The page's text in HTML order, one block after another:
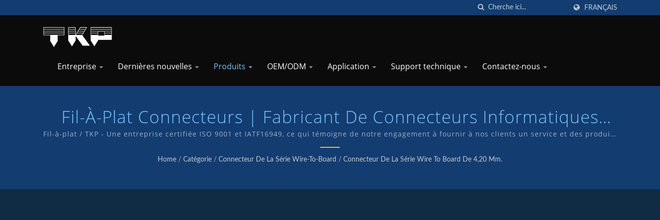
FRANÇAIS
Entreprise Dernières nouvelles Produits OEM/ODM Application Support technique Contactez-nous
Fil-À-Plat Connecteurs | Fabricant De Connecteurs Informatiques
Haute Intensité | TKP
Fil-à-plat / TKP - Une entreprise certifiée ISO 9001 et IATF16949, ce qui témoigne de notre engagement à fournir à nos clients un service et des produits
de qualité. Nous disposons d'un service de R&D interne et fabriquons nos propres produits sous la marque TKP.
Home / Catégorie / Connecteur De La Série Wire-To-Board / Connecteur De La Série Wire To Board De 4,20 Mm.